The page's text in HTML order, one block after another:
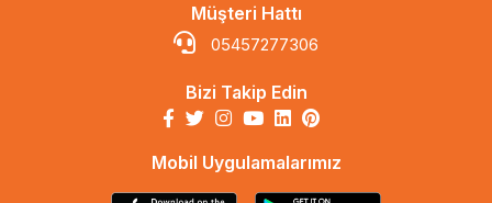
Müşteri Hattı
05457277306
Bizi Takip Edin
Mobil Uygulamalarımız